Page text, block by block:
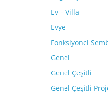
Ev – Villa
Evye
Fonksiyonel
Genel
Genel Çeşitli
Genel Çeşitli